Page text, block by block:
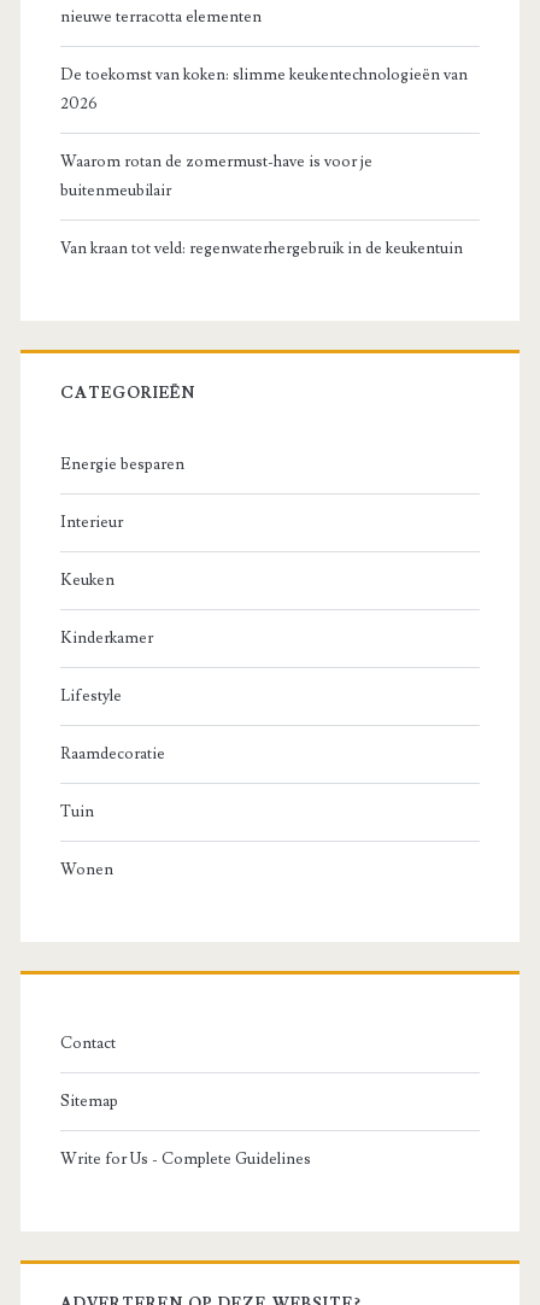
nieuwe terracotta elementen
De toekomst van koken: slimme keukentechnologieën van
2026
Waarom rotan de zomermust-have is voor je
buitenmeubilair
Van kraan tot veld: regenwaterhergebruik in de keukentuin
CATEGORIEËN
Energie besparen
Interieur
Keuken
Kinderkamer
Lifestyle
Raamdecoratie
Tuin
Wonen
Contact
Sitemap
Write for Us - Complete Guidelines